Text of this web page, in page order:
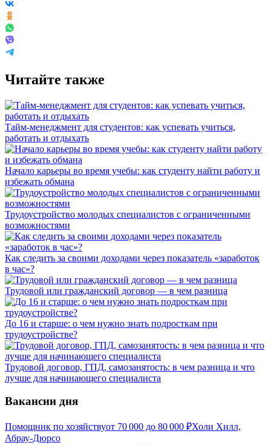
Читайте также
Тайм-менеджмент для студентов: как успевать учиться,
работать и отдыхать
Начало карьеры во время учебы: как студенту найти работу и
избежать обмана
Трудоустройство молодых специалистов с ограниченными
возможностями
Как следить за своими доходами через показатель «заработок
в час»?
Трудовой или гражданский договор — в чем разница
До 16 и старше: о чем нужно знать подросткам при
трудоустройстве?
Трудовой договор, ГПД, самозанятость: в чем разница и что
лучше для начинающего специалиста
Вакансии дня
Помощник по хозяйствуот 70 000 до 80 000 ₽Холи Хилл,
Абрау-Дюрсо